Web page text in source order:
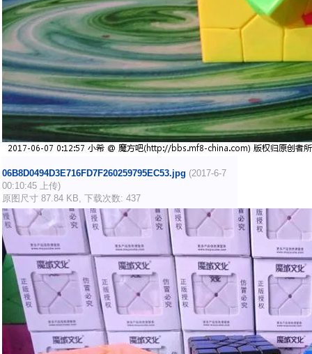
06B8D0494D3E716FD7F260259795EC53.jpg (2017-6-7
00:10:45 上传)
原图尺寸 87.84 KB, 下载次数: 437